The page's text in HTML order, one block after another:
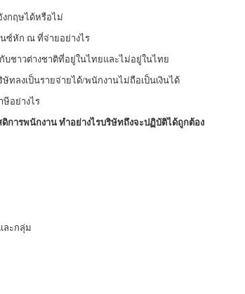
กฤษได้หรือไม่
ซ์หัก ณ ที่จ่ายอย่างไร
ชาวต่างชาติที่อยู่ในไทยและไม่อยู่ในไทย
ทลงเป็นรายจ่ายได้/พนักงานไม่ถือเป็นเงินได้
อย่างไร
การพนักงาน ทำอย่างไรบริษัทถึงจะปฏิบัติได้ถูกต้อง
ละกลุ่ม